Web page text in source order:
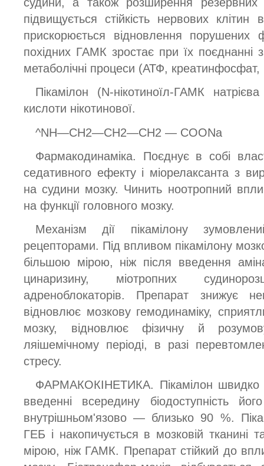
підвищується стійкість нервових клітин
прискорюється відновлення порушених
похідних ГАМК зростає при їх
метаболічні процеси (АТФ, креатинфосфат,
Пікамілон (N-нікотиноїл-ГАМК
кислоти нікотинової.
^NH—СН2—СН2—СН2 — COONa
Фармакодинаміка. Поєднує в собі
седативного ефекту і міорелаксанта з
на судини мозку. Чинить ноотропний
на функції головного мозку.
Механізм дії пікамілону
рецепторами. Під впливом пікамілону
більшою мірою, ніж після введення
цинаризину, міотропних
адреноблокаторів. Препарат знижує
відновлює мозкову гемодинаміку,
мозку, відновлює фізичну й
ляішемічному періоді, в разі
стресу.
ФАРМАКОКІНЕТИКА. Пікамілон швидко
введенні всередину біодоступність
внутрішньом'язово — близько 90 %.
ГЕБ і накопичується в мозковій тканині
мірою, ніж ГАМК. Препарат стійкий до